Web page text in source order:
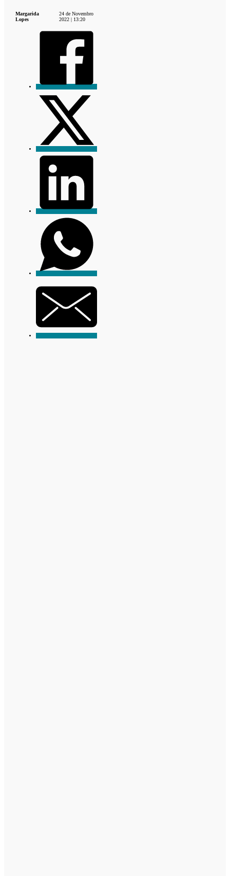
Margarida
Lopes
24 de Novembro
2022 | 13:20